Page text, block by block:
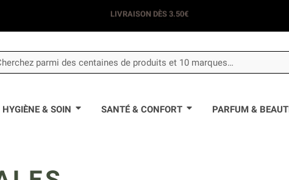
LIVRAISON DÈS 3.50€
HYGIÈNE & SOIN SANTÉ & CONFORT PARFUM &